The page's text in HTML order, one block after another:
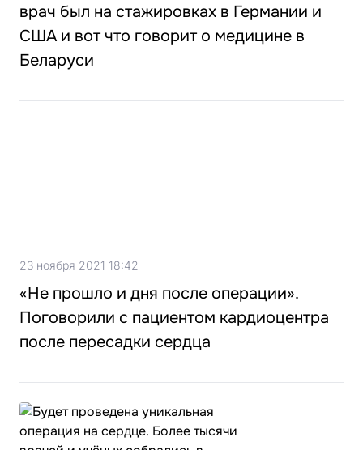
врач был на стажировках в Германии и
США и вот что говорит о медицине в
Беларуси
23 ноября 2021 18:42
«Не прошло и дня после операции».
Поговорили с пациентом кардиоцентра
после пересадки сердца